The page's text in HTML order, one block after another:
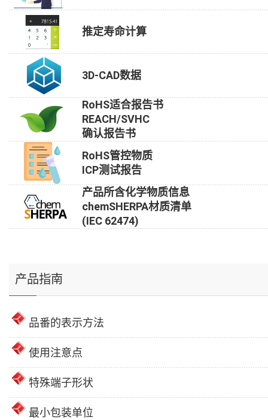
推定寿命计算
3D-CAD数据
RoHS适合报告书
REACH/SVHC
确认报告书
RoHS管控物质
ICP测试报告
产品所含化学物质信息
chemSHERPA材质清单
(IEC 62474)
产品指南
品番的表示方法
使用注意点
特殊端子形状
最小包装单位